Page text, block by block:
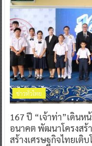
ข่าวทั่วไทย
167 ปี “เจ้าท่า”เดิน
อนาคต พัฒนาโครงส
สร้างเศรษฐกิจไทยเติ